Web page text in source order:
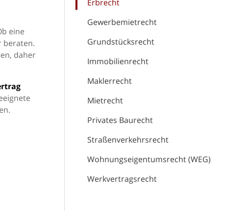
Erbrecht
Gewerbemietrecht
Grundstücksrecht
Immobilienrecht
Maklerrecht
Mietrecht
Privates Baurecht
Straßenverkehrsrecht
Wohnungseigentumsrecht (WEG)
Werkvertragsrecht
eine
beraten.
daher